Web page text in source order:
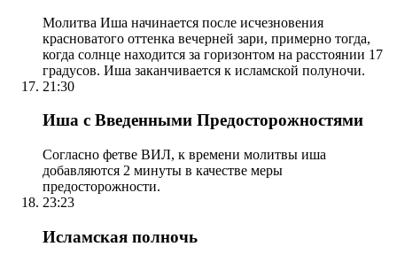
Молитва Иша начинается после исчезновения
красноватого оттенка вечерней зари, примерно тогда,
когда солнце находится за горизонтом на расстоянии 17
градусов. Иша заканчивается к исламской полуночи.
21:30
Иша с Введенными Предосторожностями
Согласно фетве ВИЛ, к времени молитвы иша
добавляются 2 минуты в качестве меры
предосторожности.
23:23
Исламская полночь